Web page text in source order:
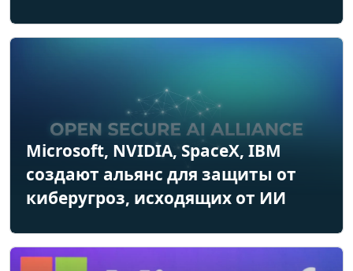
Microsoft, NVIDIA, SpaceX, IBM
создают альянс для защиты от
киберугроз, исходящих от ИИ